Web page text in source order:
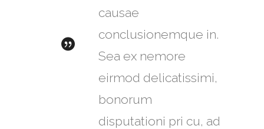
causae
conclusionemque in.
Sea ex nemore
eirmod delicatissimi,
bonorum
disputationi pri cu, ad